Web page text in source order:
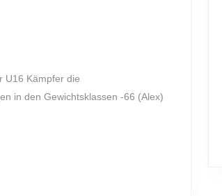
in den Gewichtsklassen -66 (Alex)